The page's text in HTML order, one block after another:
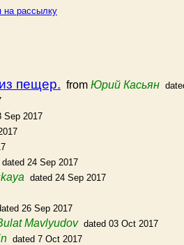
на рассылку
пещер. from Юрий Касьян
Sep 2017
dated 24 Sep 2017
dated 24 Sep 2017
26 Sep 2017
Mavlyudov dated 03 Oct 2017
dated 7 Oct 2017